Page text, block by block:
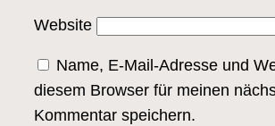
Website
Name, E-Mail-Adresse und
diesem Browser für meinen
Kommentar speichern.